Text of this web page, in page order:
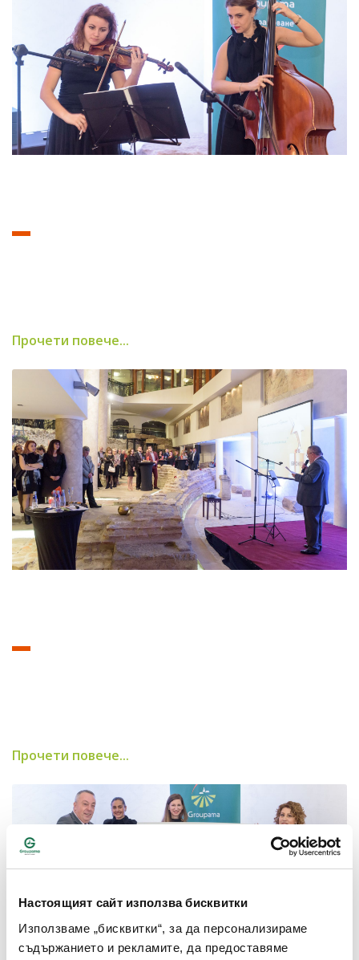
Настоящият сайт използва бисквитки
Използваме „бисквитки“, за да персонализираме
съдържанието и рекламите, да предоставяме
Прочети повече...
Прочети повече...